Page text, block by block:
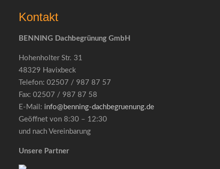
Kontakt
BENNING Dachbegrünung GmbH
Hohenholter Str. 31
48329 Havixbeck
Telefon: 02507 / 987 87 57
Fax: 02507 / 987 87 58
E-Mail: info@benning-dachbegruenung.de
Geöffnet von 8:30 – 12:30
und nach Vereinbarung
Unsere Partner